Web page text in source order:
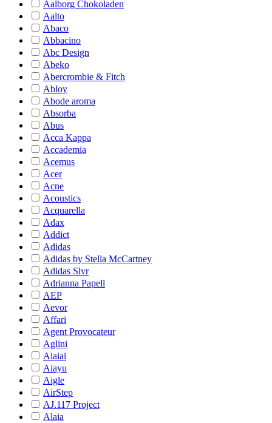
Aalborg Chokoladen
Aalto
Abaco
Abbacino
Abc Design
Abeko
Abercrombie & Fitch
Abloy
Abode aroma
Absorba
Abus
Acca Kappa
Accademia
Acemus
Acer
Acne
Acoustics
Acquarella
Adax
Addict
Adidas
Adidas by Stella McCartney
Adidas Slvr
Adrianna Papell
AEP
Aevor
Affari
Agent Provocateur
Aglini
Aiaiai
Aiayu
Aigle
AirStep
AJ.117 Project
Alaia